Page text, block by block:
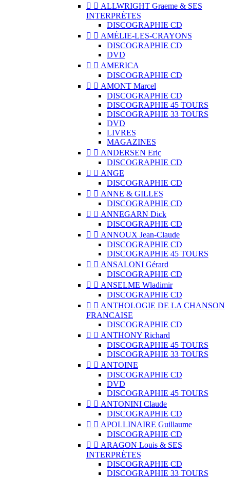
  ALLWRIGHT Graeme & SES
INTERPRÈTES
DISCOGRAPHIE CD
  AMÉLIE-LES-CRAYONS
DISCOGRAPHIE CD
DVD
  AMERICA
DISCOGRAPHIE CD
  AMONT Marcel
DISCOGRAPHIE CD
DISCOGRAPHIE 45 TOURS
DISCOGRAPHIE 33 TOURS
DVD
LIVRES
MAGAZINES
  ANDERSEN Eric
DISCOGRAPHIE CD
  ANGE
DISCOGRAPHIE CD
  ANNE & GILLES
DISCOGRAPHIE CD
  ANNEGARN Dick
DISCOGRAPHIE CD
  ANNOUX Jean-Claude
DISCOGRAPHIE CD
DISCOGRAPHIE 45 TOURS
  ANSALONI Gérard
DISCOGRAPHIE CD
  ANSELME Wladimir
DISCOGRAPHIE CD
  ANTHOLOGIE DE LA CHANSON
FRANCAISE
DISCOGRAPHIE CD
  ANTHONY Richard
DISCOGRAPHIE 45 TOURS
DISCOGRAPHIE 33 TOURS
  ANTOINE
DISCOGRAPHIE CD
DVD
DISCOGRAPHIE 45 TOURS
  ANTONINI Claude
DISCOGRAPHIE CD
  APOLLINAIRE Guillaume
DISCOGRAPHIE CD
  ARAGON Louis & SES
INTERPRÈTES
DISCOGRAPHIE CD
DISCOGRAPHIE 33 TOURS